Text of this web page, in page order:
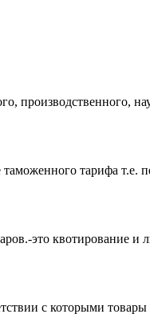
производственного,
тарифа т.е.
это квотирование и
с которыми товары